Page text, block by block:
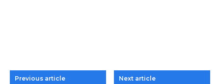
Previous article Next article